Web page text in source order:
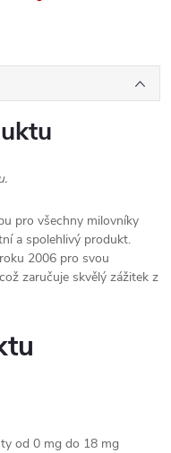
pro všechny milovníky
a spolehlivý produkt.
2006 pro svou
zaručuje skvělý zážitek z
od 0 mg do 18 mg